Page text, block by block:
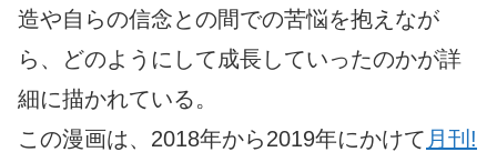
造や自らの信念との間での苦悩を抱えなが
ら、どのようにして成長していったのかが詳
細に描かれている。
この漫画は、2018年から2019年にかけて 月刊!